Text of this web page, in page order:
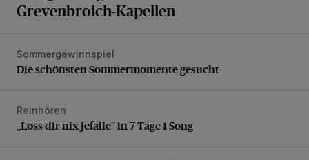
Grevenbroich-Kapellen
Die schönsten Sommermomente gesucht
Sommergewinnspiel
Die schönsten Sommermomente gesucht
„Loss dir nix jefalle“ in 7 Tage 1 Song
Reinhören
„Loss dir nix jefalle“ in 7 Tage 1 Song